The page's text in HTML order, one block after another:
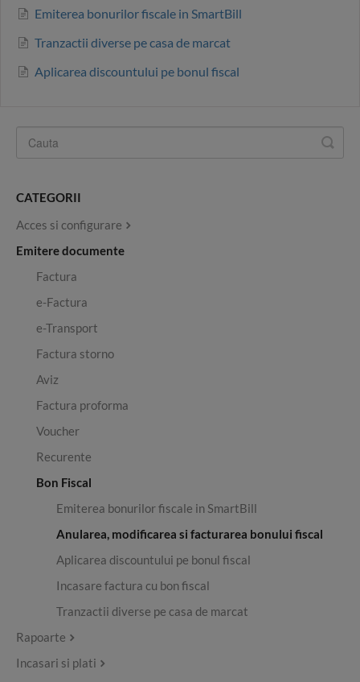
Emiterea bonurilor fiscale in SmartBill
Tranzactii diverse pe casa de marcat
Aplicarea discountului pe bonul fiscal
CATEGORII
Acces si configurare
Emitere documente
Factura
e-Factura
e-Transport
Factura storno
Aviz
Factura proforma
Voucher
Recurente
Bon Fiscal
Emiterea bonurilor fiscale in SmartBill
Anularea, modificarea si facturarea bonului fiscal
Aplicarea discountului pe bonul fiscal
Incasare factura cu bon fiscal
Tranzactii diverse pe casa de marcat
Rapoarte
Incasari si plati